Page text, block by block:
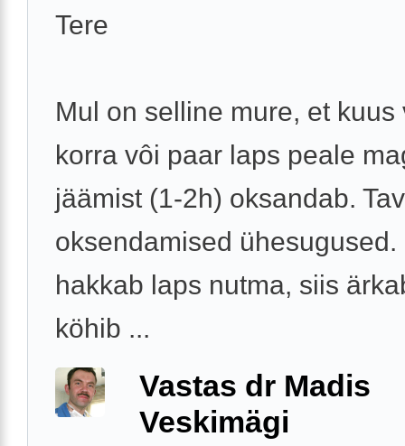
Tere
Mul on selline mure, et kuus
korra vôi paar laps peale
jäämist (1-2h) oksandab.
oksendamised
hakkab laps nutma, siis
köhib ...
Vastas dr Madis
Veskimägi